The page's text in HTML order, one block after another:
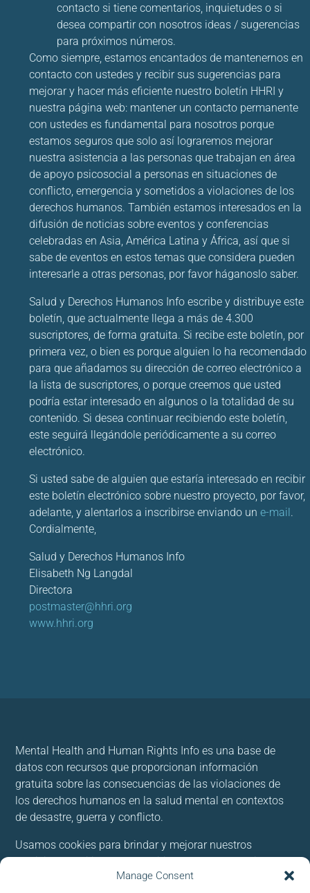
Manage Consent
contacto si tiene comentarios, inquietudes o si
desea compartir con nosotros ideas / sugerencias
para próximos números.
Como siempre, estamos encantados de mantenernos en
contacto con ustedes y recibir sus sugerencias para
mejorar y hacer más eficiente nuestro boletín HHRI y
nuestra página web: mantener un contacto permanente
con ustedes es fundamental para nosotros porque
estamos seguros que solo así lograremos mejorar
nuestra asistencia a las personas que trabajan en área
de apoyo psicosocial a personas en situaciones de
conflicto, emergencia y sometidos a violaciones de los
derechos humanos. También estamos interesados en la
difusión de noticias sobre eventos y conferencias
celebradas en Asia, América Latina y África, así que si
sabe de eventos en estos temas que considera pueden
interesarle a otras personas, por favor háganoslo saber.
Salud y Derechos Humanos Info escribe y distribuye este
boletín, que actualmente llega a más de 4.300
suscriptores, de forma gratuita. Si recibe este boletín, por
primera vez, o bien es porque alguien lo ha recomendado
para que añadamos su dirección de correo electrónico a
la lista de suscriptores, o porque creemos que usted
podría estar interesado en algunos o la totalidad de su
contenido. Si desea continuar recibiendo este boletín,
este seguirá llegándole periódicamente a su correo
electrónico.
Si usted sabe de alguien que estaría interesado en recibir
este boletín electrónico sobre nuestro proyecto, por favor,
adelante, y alentarlos a inscribirse enviando une-mail.
Cordialmente,
Salud y Derechos Humanos Info
Elisabeth Ng Langdal
Directora
postmaster@hhri.org
www.hhri.org
Mental Health and Human Rights Info es una base de
datos con recursos que proporcionan información
gratuita sobre las consecuencias de las violaciones de
los derechos humanos en la salud mental en contextos
de desastre, guerra y conflicto.
Usamos cookies para brindar y mejorar nuestros
servicios. Al utilizar nuestro sitio, acepta las cookies.